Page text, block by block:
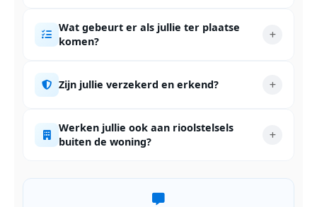
Wat gebeurt er als jullie ter plaatse
komen?
Zijn jullie verzekerd en erkend?
Werken jullie ook aan rioolstelsels
buiten de woning?